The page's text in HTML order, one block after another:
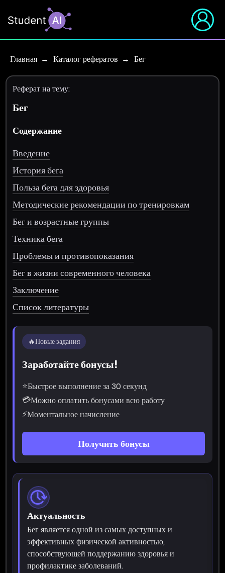
Главная Каталог рефератов Бег
Реферат на тему:
Бег
Содержание
Введение
История бега
Польза бега для здоровья
Методические рекомендации по тренировкам
Бег и возрастные группы
Техника бега
Проблемы и противопоказания
Бег в жизни современного человека
Заключение
Список литературы
🔥Новые задания
Заработайте бонусы!
⭐Быстрое выполнение за 30 секунд
💳Можно оплатить бонусами всю работу
⚡Моментальное начисление
Получить бонусы
Актуальность
Бег является одной из самых доступных и
эффективных физической активностью,
способствующей поддержанию здоровья и
профилактике заболеваний.